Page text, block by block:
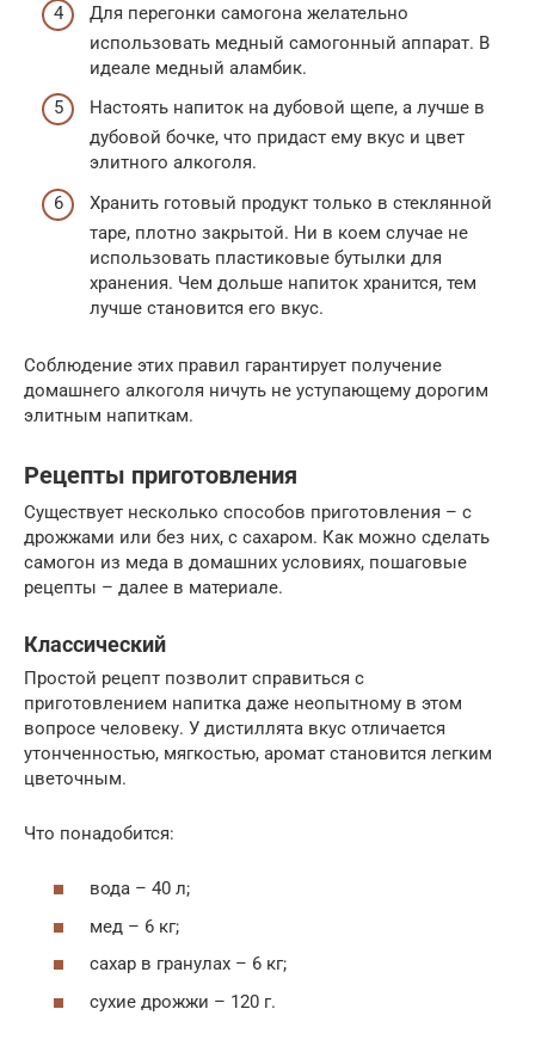
Для перегонки самогона желательно
использовать медный самогонный аппарат. В
идеале медный аламбик.
Настоять напиток на дубовой щепе, а лучше в
дубовой бочке, что придаст ему вкус и цвет
элитного алкоголя.
Хранить готовый продукт только в стеклянной
таре, плотно закрытой. Ни в коем случае не
использовать пластиковые бутылки для
хранения. Чем дольше напиток хранится, тем
лучше становится его вкус.
Соблюдение этих правил гарантирует получение
домашнего алкоголя ничуть не уступающему дорогим
элитным напиткам.
Рецепты приготовления
Существует несколько способов приготовления – с
дрожжами или без них, с сахаром. Как можно сделать
самогон из меда в домашних условиях, пошаговые
рецепты – далее в материале.
Классический
Простой рецепт позволит справиться с
приготовлением напитка даже неопытному в этом
вопросе человеку. У дистиллята вкус отличается
утонченностью, мягкостью, аромат становится легким
цветочным.
Что понадобится:
вода – 40 л;
мед – 6 кг;
сахар в гранулах – 6 кг;
сухие дрожжи – 120 г.